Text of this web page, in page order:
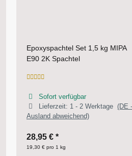
PUR (Resin) 4 Minuten Gießharz
SKresin 6804 Systemharz
Sofort verfügbar
ab14,95 €
29,90 € pro 1 kg